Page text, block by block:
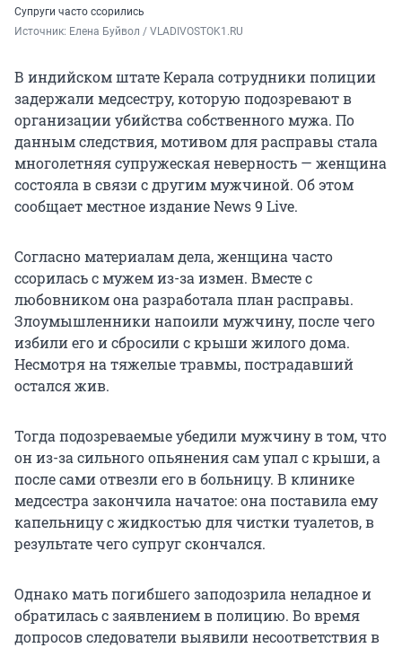
Супруги часто ссорились
Источник: Елена Буйвол / VLADIVOSTOK1.RU
В индийском штате Керала сотрудники полиции
задержали медсестру, которую подозревают в
организации убийства собственного мужа. По
данным следствия, мотивом для расправы стала
многолетняя супружеская неверность — женщина
состояла в связи с другим мужчиной. Об этом
сообщает местное издание News 9 Live.
Согласно материалам дела, женщина часто
ссорилась с мужем из-за измен. Вместе с
любовником она разработала план расправы.
Злоумышленники напоили мужчину, после чего
избили его и сбросили с крыши жилого дома.
Несмотря на тяжелые травмы, пострадавший
остался жив.
Тогда подозреваемые убедили мужчину в том, что
он из-за сильного опьянения сам упал с крыши, а
после сами отвезли его в больницу. В клинике
медсестра закончила начатое: она поставила ему
капельницу с жидкостью для чистки туалетов, в
результате чего супруг скончался.
Однако мать погибшего заподозрила неладное и
обратилась с заявлением в полицию. Во время
допросов следователи выявили несоответствия в